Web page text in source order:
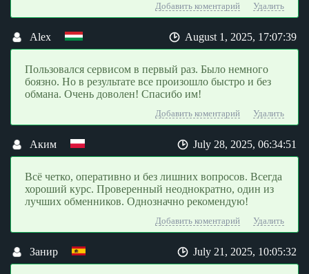
Добавить коментарий Удалить
Alex August 1, 2025, 17:07:39
Пользовался сервисом в первый раз. Было немного
боязно. Но в результате все произошло быстро и без
обмана. Очень доволен! Спасибо им!
Добавить коментарий Удалить
Аким July 28, 2025, 06:34:51
Всё четко, оперативно и без лишних вопросов. Всегда
хороший курс. Проверенный неоднократно, один из
лучших обменников. Однозначно рекомендую!
Добавить коментарий Удалить
Занир July 21, 2025, 10:05:32